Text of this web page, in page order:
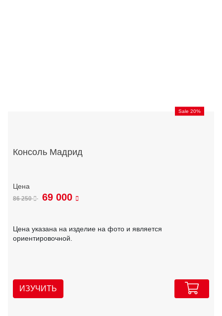
Sale 20%
Консоль Мадрид
86 250 69 000
Цена указана на изделие на фото и является
ориентировочной.
ИЗУЧИТЬ